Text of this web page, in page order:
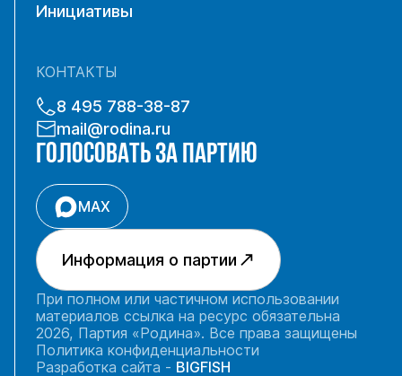
Инициативы
КОНТАКТЫ
8 495 788-38-87
mail@rodina.ru
ГОЛОСОВАТЬ ЗА ПАРТИЮ
MAX
Информация о партии
При полном или частичном использовании
материалов ссылка на ресурс обязательна
2026, Партия «Родина». Все права защищены
Политика конфиденциальности
Разработка сайта - BIGFISH